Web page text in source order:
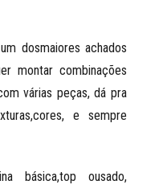
dosmaiores achados
montar combinações
várias peças, dá pra
e sempre
básica,top ousado,